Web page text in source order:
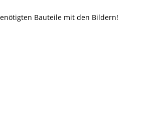
Bauteile mit den Bildern!